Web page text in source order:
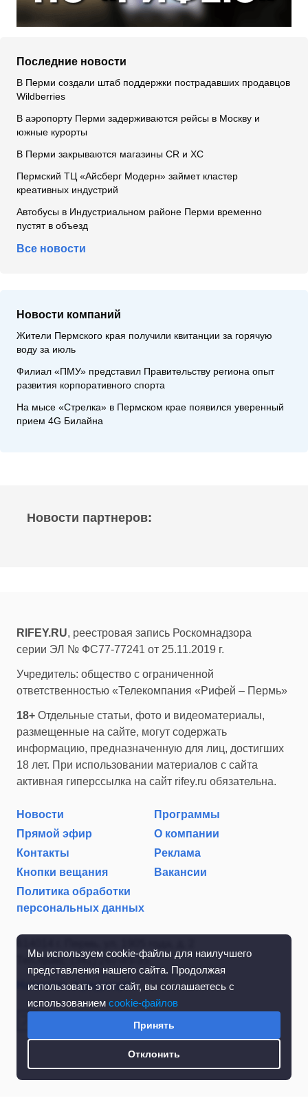
Мы используем cookie-файлы для наилучшего
представления нашего сайта. Продолжая
использовать этот сайт, вы соглашаетесь с
использованием cookie-файлов
Принять
Отклонить
Последние новости
В Перми создали штаб поддержки пострадавших продавцов
Wildberries
В аэропорту Перми задерживаются рейсы в Москву и
южные курорты
В Перми закрываются магазины CR и XC
Пермский ТЦ «Айсберг Модерн» займет кластер
креативных индустрий
Автобусы в Индустриальном районе Перми временно
пустят в объезд
Все новости
Новости компаний
Жители Пермского края получили квитанции за горячую
воду за июль
Филиал «ПМУ» представил Правительству региона опыт
развития корпоративного спорта
На мысе «Стрелка» в Пермском крае появился уверенный
прием 4G Билайна
Новости партнеров:
RIFEY.RU, реестровая запись Роскомнадзора
серии ЭЛ № ФС77-77241 от 25.11.2019 г.
Учредитель: общество с ограниченной
ответственностью «Телекомпания «Рифей – Пермь»
18+ Отдельные статьи, фото и видеоматериалы,
размещенные на сайте, могут содержать
информацию, предназначенную для лиц, достигших
18 лет. При использовании материалов с сайта
активная гиперссылка на сайт rifey.ru обязательна.
Новости
Программы
Прямой эфир
О компании
Контакты
Реклама
Кнопки вещания
Вакансии
Политика обработки
персональных данных
Тел./факс: (342) 267-85-35
Написать в редакцию